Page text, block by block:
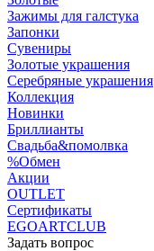
Зажимы для галстука
Запонки
Сувениры
Золотые украшения
Серебряные украшения
Коллекция
Новинки
Бриллианты
Свадьба&помолвка
%Обмен
Акции
OUTLET
Сертификаты
EGOARTCLUB
Задать вопрос